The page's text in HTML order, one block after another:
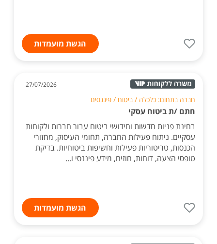
הגשת מועמדות
27/07/2026
חברה בתחום: כלכלה / ביטוח / פיננסים
חתם /ת ביטוח עסקי
בחינת פניות חדשות וחידושי ביטוח עבור חברות ולקוחות
עסקיים. ניתוח פעילות החברה, תחומי העיסוק, מחזורי
הכנסות, טריטוריות פעילות וחשיפות ביטוחיות. בדיקת
טופסי הצעה, דוחות, חוזים, מידע פיננסי ו...
הגשת מועמדות